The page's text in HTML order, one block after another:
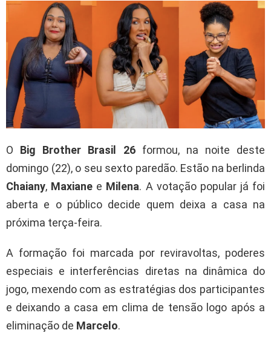
O Big Brother Brasil 26formou, na noite deste
domingo (22), o seu sexto paredão. Estão na berlinda
Chaiany, Maxiane e Milena. A votação popular já foi
aberta e o público decide quem deixa a casa na
próxima terça-feira.
A formação foi marcada por reviravoltas, poderes
especiais e interferências diretas na dinâmica do
jogo, mexendo com as estratégias dos participantes
e deixando a casa em clima de tensão logo após a
eliminação de Marcelo.